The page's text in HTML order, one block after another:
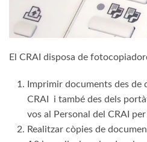
El CRAI disposa de
Imprimir documents des de
CRAI i també des dels
vos al Personal del CRAI
Realitzar còpies de